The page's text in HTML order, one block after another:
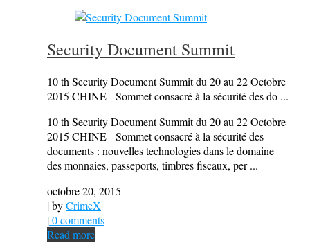
Security Document Summit
10 th Security Document Summit du 20 au 22 Octobre
2015 CHINE Sommet consacré à la sécurité des do ...
10 th Security Document Summit du 20 au 22 Octobre
2015 CHINE Sommet consacré à la sécurité des
documents : nouvelles technologies dans le domaine
des monnaies, passeports, timbres fiscaux, per ...
octobre 20, 2015
| byCrimeX
|0 comments
Read more